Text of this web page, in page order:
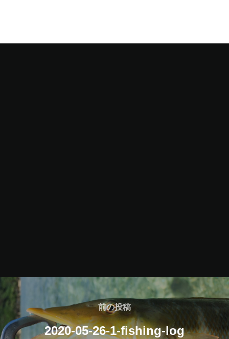
投
稿
ナ
前
の
投
前の投稿
2020-05-26-1-fishing-log